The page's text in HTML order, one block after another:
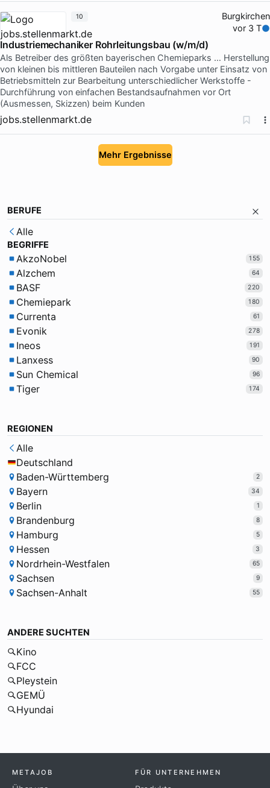
Burgkirchen
vor 3 T
Industriemechaniker Rohrleitungsbau (w/m/d)
Als Betreiber des größten bayerischen Chemieparks … Herstellung
von kleinen bis mittleren Bauteilen nach Vorgabe unter Einsatz von
Betriebsmitteln zur Bearbeitung unterschiedlicher Werkstoffe -
Durchführung von einfachen Bestandsaufnahmen vor Ort
(Ausmessen, Skizzen) beim Kunden
jobs.stellenmarkt.de
10
Mehr Ergebnisse
BERUFE
Alle
BEGRIFFE
AkzoNobel 155
Alzchem 64
BASF 220
Chemiepark 180
Currenta 61
Evonik 278
Ineos 191
Lanxess 90
Sun Chemical 96
Tiger 174
REGIONEN
Alle
Deutschland
Baden-Württemberg
2
Bayern 34
Berlin 1
Brandenburg 8
Hamburg 5
Hessen 3
Nordrhein-Westfalen 65
Sachsen 9
Sachsen-Anhalt 55
ANDERE SUCHTEN
Kino
FCC
Pleystein
GEMÜ
Hyundai
METAJOB FÜR UNTERNEHMEN